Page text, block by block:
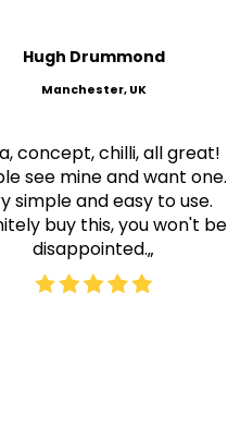
Hugh Drummond
Manchester, UK
concept, chilli, all great!
see mine and want one.
simple and easy to use.
buy this, you won't be
disappointed.„